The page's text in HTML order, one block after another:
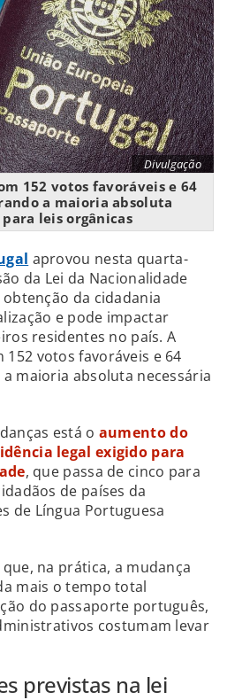
Divulgação
152 votos favoráveis e 64
a maioria absoluta
para leis orgânicas
aprovou nesta quarta-
da Lei da Nacionalidade
da cidadania
e pode impactar
residentes no país. A
votos favoráveis e 64
maioria absoluta necessária
está o aumento do
legal exigido para
, que passa de cinco para
de países da
de Língua Portuguesa
na prática, a mudança
mais o tempo total
do passaporte português,
costumam levar
previstas na lei